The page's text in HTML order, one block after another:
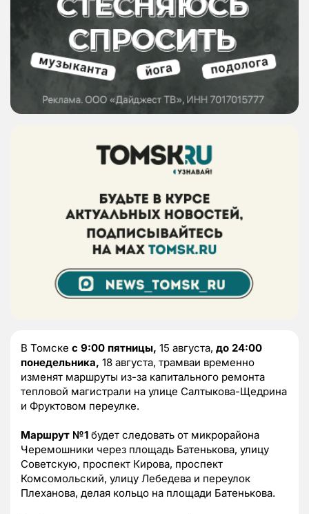
В Томске с 9:00 пятницы, 15 августа, до 24:00
понедельника, 18 августа, трамваи временно
изменят маршруты из-за капитального ремонта
тепловой магистрали на улице Салтыкова-Щедрина
и Фруктовом переулке.
Маршрут №1 будет следовать от микрорайона
Черемошники через площадь Батенькова, улицу
Советскую, проспект Кирова, проспект
Комсомольский, улицу Лебедева и переулок
Плеханова, делая кольцо на площади Батенькова.